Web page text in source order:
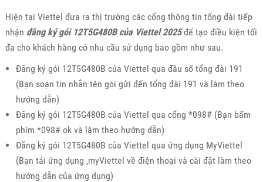
Hiện tại Viettel đưa ra thị trường các cổng thông tin tổng đài tiếp
nhận đăng ký gói 12T5G480B của Viettel 2025để tạo điều kiện tối
đa cho khách hàng có nhu cầu sử dụng bao gồm như sau.
Đăng ký gói 12T5G480B của Viettel qua đầu số tổng đài 191
(Bạn soạn tin nhắn tên gói gửi đến tổng đài 191 và làm theo
hướng dẫn)
Đăng ký gói 12T5G480B của Viettel qua cổng *098# (Bạn bấm
phím *098# ok và làm theo hướng dẫn)
Đăng ký gói 12T5G480B của Viettel qua ứng dụng MyViettel
(Bạn tải ứng dụng ,myViettel về điện thoại và cài đặt làm theo
hướng dẫn của ứng dụng)